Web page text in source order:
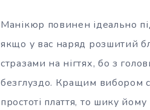
Манікюр повинен ідеально
якщо у вас наряд розшитий
стразами на нігтях, бо з
безглуздо. Кращим вибором
простоті плаття, то шику